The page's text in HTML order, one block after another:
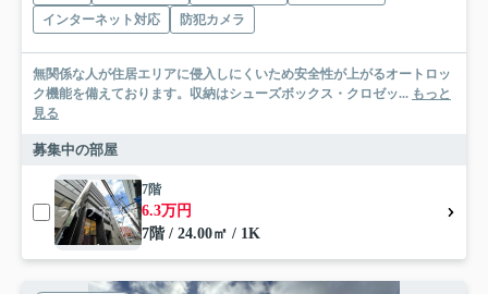
インターネット対応
防犯カメラ
無関係な人が住居エリアに侵入しにくいため安全性が上がるオートロッ
ク機能を備えております。収納はシューズボックス・クロゼッ... もっと
見る
募集中の部屋
7階
6.3万円
7階 / 24.00㎡ / 1K